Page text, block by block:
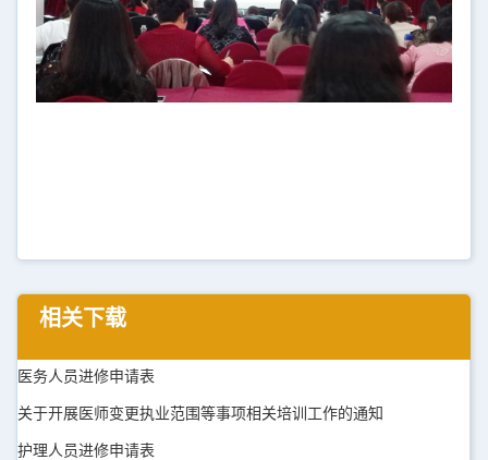
相关下载
医务人员进修申请表
关于开展医师变更执业范围等事项相关培训工作的通知
护理人员进修申请表